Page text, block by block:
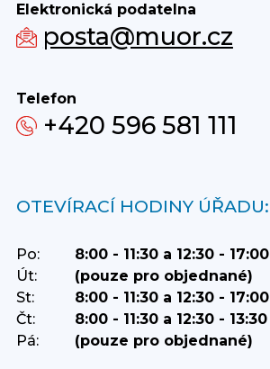
Elektronická podatelna
posta@muor.cz
Telefon
+420 596 581 111
OTEVÍRACÍ HODINY ÚŘADU:
Po:
8:00 - 11:30 a 12:30 - 17:00
Út:
(pouze pro objednané)
St:
8:00 - 11:30 a 12:30 - 17:00
Čt:
8:00 - 11:30 a 12:30 - 13:30
Pá:
(pouze pro objednané)